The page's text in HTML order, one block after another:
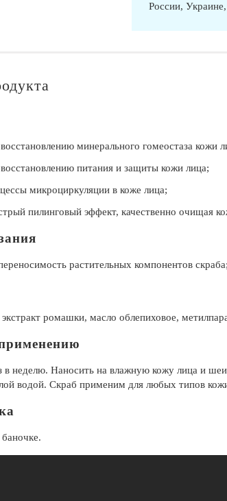
России,
минерального гомеостаза кожи
восстановлению питания и защиты кожи лица;
микроциркуляции в коже лица;
пилинговый эффект, качественно очищая
растительных компонентов
ромашки, масло облепиховое,
неделю. Наносить на влажную кожу лица и шеи,
водой. Скраб применим для любых типов